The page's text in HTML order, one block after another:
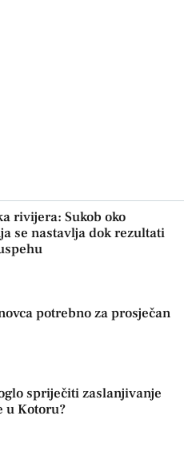
rivijera: Sukob oko
se nastavlja dok rezultati
potrebno za prosječan
spriječiti zaslanjivanje
u Kotoru?